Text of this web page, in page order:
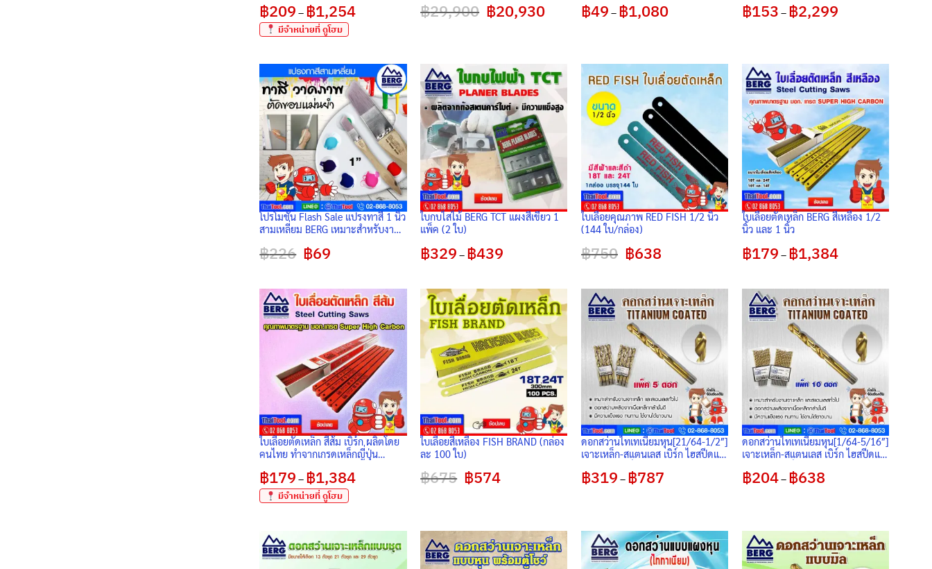
มือ
฿209 – ฿1,254range:
มีจำหน่ายที่ ดูโฮม
สินค้ามาตรฐานส่งออกยูโรป
฿29,900 Original
price
฿20,930Current
price ฿49 – ฿1,080Price
เหนี่ยวนำไฟฟ้าสูง ปล่อยกระแสเชื่อม
฿153 – ฿2,299Price
range:
โปรโมชั่น Flash Sale แปรงทาสี 1 นิ้ว
สามเหลี่ยม BERG เหมาะสำหรับงาน
ถนัดมือ วาดลวดลายได้ดั่งใจ (1 อัน/
฿226 Original
price
฿69Current
price
ใบกบไสไม้ BERG TCT แผงสีเขียว 1
แพ็ค (2 ใบ)
฿329 – ฿439
฿439
ใบเลื่อยคุณภาพ RED FISH 1/2 นิ้ว
(144 ใบ/กล่อง)
฿750 Original
price
฿638Current
price
ใบเลื่อยตัดเหล็ก BERG สีเหลือง 1/2
นิ้ว และ 1 นิ้ว
฿179 – ฿1,384range:
฿1,384
ใบเลื่อยตัดเหล็ก สีส้ม เบิร์ก ผลิตโดย
คนไทย ทำจากเกรดเหล็กญี่ปุ่น
฿179 – ฿1,384range:
มีจำหน่ายที่ ดูโฮม
ใบเลื่อยสีเหลือง FISH BRAND (กล่อง
ละ 100 ใบ)
฿675 Original
price
฿574price
ดอกสว่านไทเทเนียมหุน[21/64-1/2″]
เจาะเหล็ก-สแตนเลส เบิร์ก ไฮสปีดแท้
฿319 – ฿787
ดอกสว่านไทเทเนียมหุน[1/64-5/16″]
เจาะเหล็ก-สแตนเลส เบิร์ก ไฮสปีดแท้
฿204– ฿638Price
range: